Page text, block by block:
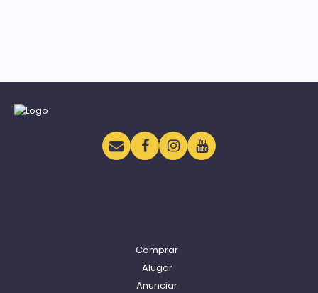
Comprar
Alugar
Anunciar